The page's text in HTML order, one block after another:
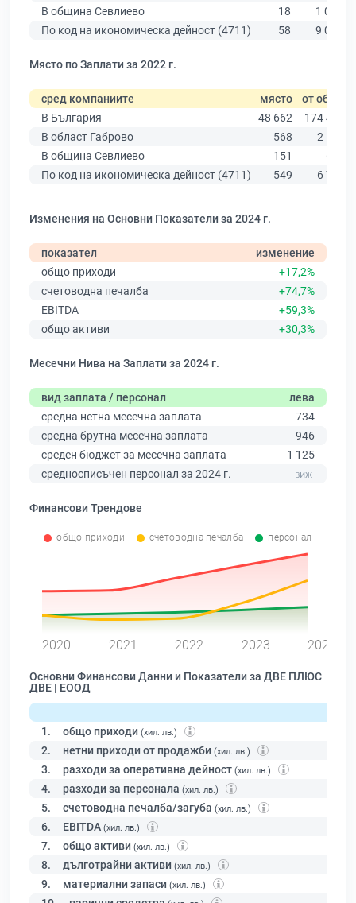
В община Севлиево
18
1 006
По код на икономическа дейност (4711)
58 9 025
Място по Заплати за 2022 г.
сред компаниите място от общо
В България
48 662
174 403
В област Габрово
568
2 514
В община Севлиево
151
По код на икономическа дейност (4711)
549 6 773
Изменения на Основни Показатели за 2024 г.
показател
изменение
общо приходи
+17,2%
счетоводна печалба
+74,7%
EBITDA
+59,3%
общо активи
+30,3%
Месечни Нива на Заплати за 2024 г.
вид заплата / персонал
лева
средна нетна месечна заплата
734
средна брутна месечна заплата
946
среден бюджет за месечна заплата
1 125
средносписъчен персонал за 2024 г.
Финансови Трендове
общо приходи счетоводна печалба персонал
2020 2021 2022 2023 2024
Основни Финансови Данни и Показатели за ДВЕ ПЛЮС
ДВЕ | ЕООД
1. общо приходи (хил. лв.)
2. нетни приходи от продажби (хил. лв.)
3. разходи за оперативна дейност (хил. лв.)
4. разходи за персонала (хил. лв.)
5. счетоводна печалба/загуба (хил. лв.)
6. EBITDA (хил. лв.)
7. общо активи (хил. лв.)
8. дълготрайни активи (хил. лв.)
9. материални запаси (хил. лв.)